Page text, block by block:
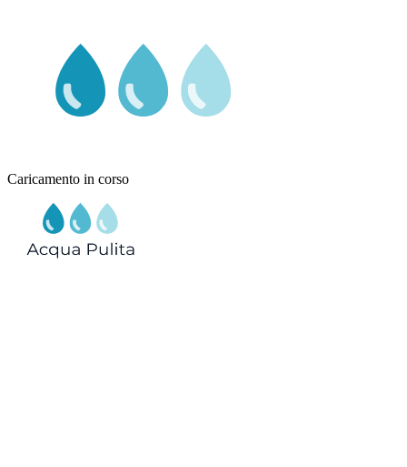
Caricamento in corso